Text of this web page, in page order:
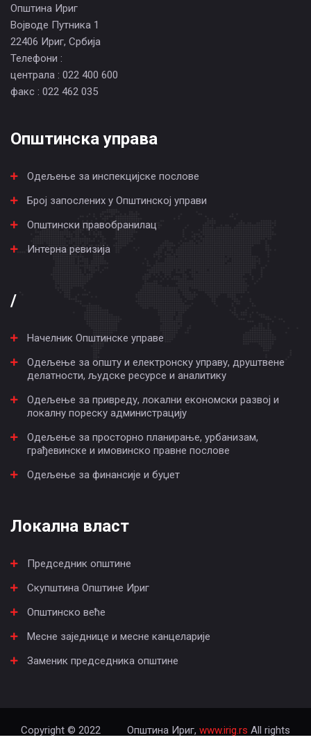
Општина Ириг
Војводе Путника 1
22406 Ириг, Србија
Телефони :
централа : 022 400 600
факс : 022 462 035
Општинска управа
Одељење за инспекцијске послове
Број запослених у Општинској управи
Општински правобранилац
Интерна ревизија
/
Начелник Општинске управе
Одељење за општу и електронску управу, друштвене
делатности, људске ресурсе и аналитику
Одељење за привреду, локални економски развој и
локалну пореску администрацију
Одељење за просторно планирање, урбанизам,
грађевинске и имовинско правне послове
Одељење за финансије и буџет
Локална власт
Председник општине
Скупштина Општине Ириг
Општинско веће
Месне заједнице и месне канцеларије
Заменик председника општине
Copyright © 2022 Општина Ириг, www.irig.rs All rights